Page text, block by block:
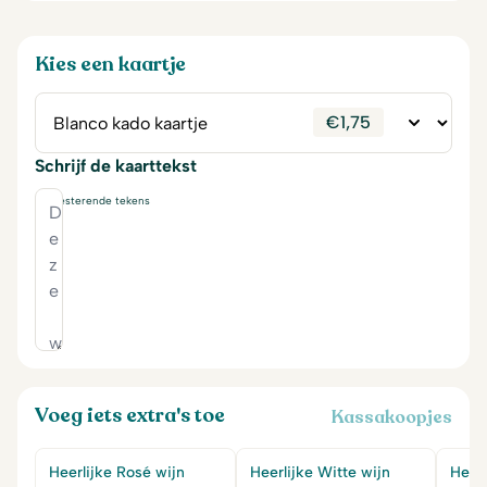
Kies een kaartje
€1,75
Schrijf de kaarttekst
resterende tekens
Voeg iets extra's toe Kassakoopjes
Heerlijke Rosé wijn Heerlijke Witte wijn